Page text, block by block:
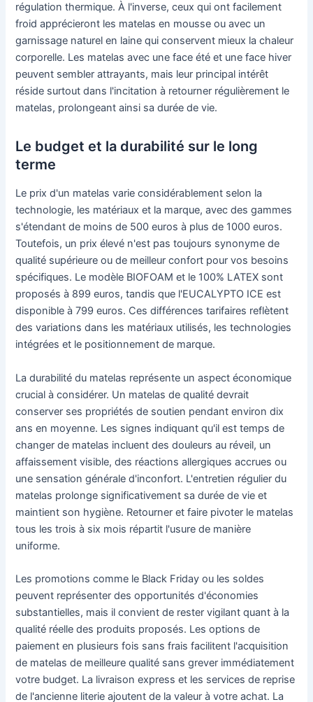
régulation thermique. À l'inverse, ceux qui ont facilement
froid apprécieront les matelas en mousse ou avec un
garnissage naturel en laine qui conservent mieux la chaleur
corporelle. Les matelas avec une face été et une face hiver
peuvent sembler attrayants, mais leur principal intérêt
réside surtout dans l'incitation à retourner régulièrement le
matelas, prolongeant ainsi sa durée de vie.
Le budget et la durabilité sur le long
terme
Le prix d'un matelas varie considérablement selon la
technologie, les matériaux et la marque, avec des gammes
s'étendant de moins de 500 euros à plus de 1000 euros.
Toutefois, un prix élevé n'est pas toujours synonyme de
qualité supérieure ou de meilleur confort pour vos besoins
spécifiques. Le modèle BIOFOAM et le 100% LATEX sont
proposés à 899 euros, tandis que l'EUCALYPTO ICE est
disponible à 799 euros. Ces différences tarifaires reflètent
des variations dans les matériaux utilisés, les technologies
intégrées et le positionnement de marque.
La durabilité du matelas représente un aspect économique
crucial à considérer. Un matelas de qualité devrait
conserver ses propriétés de soutien pendant environ dix
ans en moyenne. Les signes indiquant qu'il est temps de
changer de matelas incluent des douleurs au réveil, un
affaissement visible, des réactions allergiques accrues ou
une sensation générale d'inconfort. L'entretien régulier du
matelas prolonge significativement sa durée de vie et
maintient son hygiène. Retourner et faire pivoter le matelas
tous les trois à six mois répartit l'usure de manière
uniforme.
Les promotions comme le Black Friday ou les soldes
peuvent représenter des opportunités d'économies
substantielles, mais il convient de rester vigilant quant à la
qualité réelle des produits proposés. Les options de
paiement en plusieurs fois sans frais facilitent l'acquisition
de matelas de meilleure qualité sans grever immédiatement
votre budget. La livraison express et les services de reprise
de l'ancienne literie ajoutent de la valeur à votre achat. La